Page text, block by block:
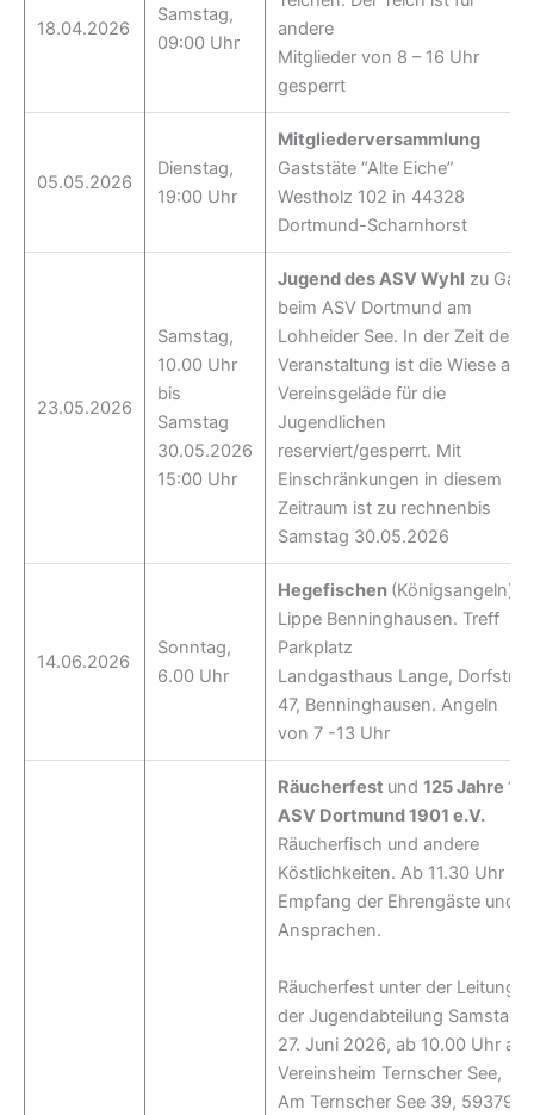
18.04.2026
Samstag,
09:00 Uhr
andere
Mitglieder von 8 – 16 Uhr
gesperrt
05.05.2026
Dienstag,
19:00 Uhr
Mitgliederversammlung
Gaststäte “Alte Eiche”
Westholz 102 in 44328
Dortmund-Scharnhorst
23.05.2026
Samstag,
10.00 Uhr
bis
Samstag
30.05.2026
15:00 Uhr
Jugend des ASV Wyhl zu Gast
beim ASV Dortmund am
Lohheider See. In der Zeit der
Veranstaltung ist die Wiese am
Vereinsgeläde für die
Jugendlichen
reserviert/gesperrt. Mit
Einschränkungen in diesem
Zeitraum ist zu rechnenbis
Samstag 30.05.2026
14.06.2026
Sonntag,
6.00 Uhr
Hegefischen (Königsangeln),
Lippe Benninghausen. Treff
Parkplatz
Landgasthaus Lange, Dorfstr.
47, Benninghausen. Angeln
von 7 -13 Uhr
Räucherfest und 125 Jahre 1.
ASV Dortmund 1901 e.V.
Räucherfisch und andere
Köstlichkeiten. Ab 11.30 Uhr
Empfang der Ehrengäste und
Ansprachen.
Räucherfest unter der Leitung
der Jugendabteilung Samstag,
27. Juni 2026, ab 10.00 Uhr am
Vereinsheim Ternscher See,
Am Ternscher See 39, 59379